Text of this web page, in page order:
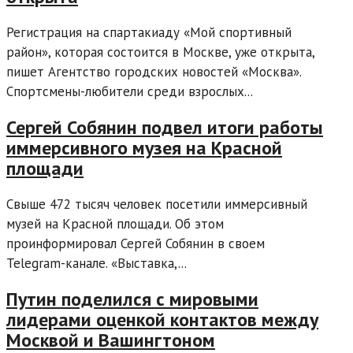
Регистрация на спартакиаду «Мой спортивный
район», которая состоится в Москве, уже открыта,
пишет Агентство городских новостей «Москва».
Спортсмены-любители среди взрослых...
Сергей Собянин подвел итоги работы
иммерсивного музея на Красной
площади
Свыше 472 тысяч человек посетили иммерсивный
музей на Красной площади. Об этом
проинформировал Сергей Собянин в своем
Telegram-канале. «Выставка,...
Путин поделился с мировыми
лидерами оценкой контактов между
Москвой и Вашингтоном